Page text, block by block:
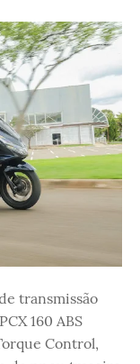
transmissão
160 ABS
Control,